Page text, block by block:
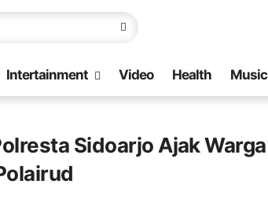
Intertainment Video Health Music
Sidoarjo Ajak Warga